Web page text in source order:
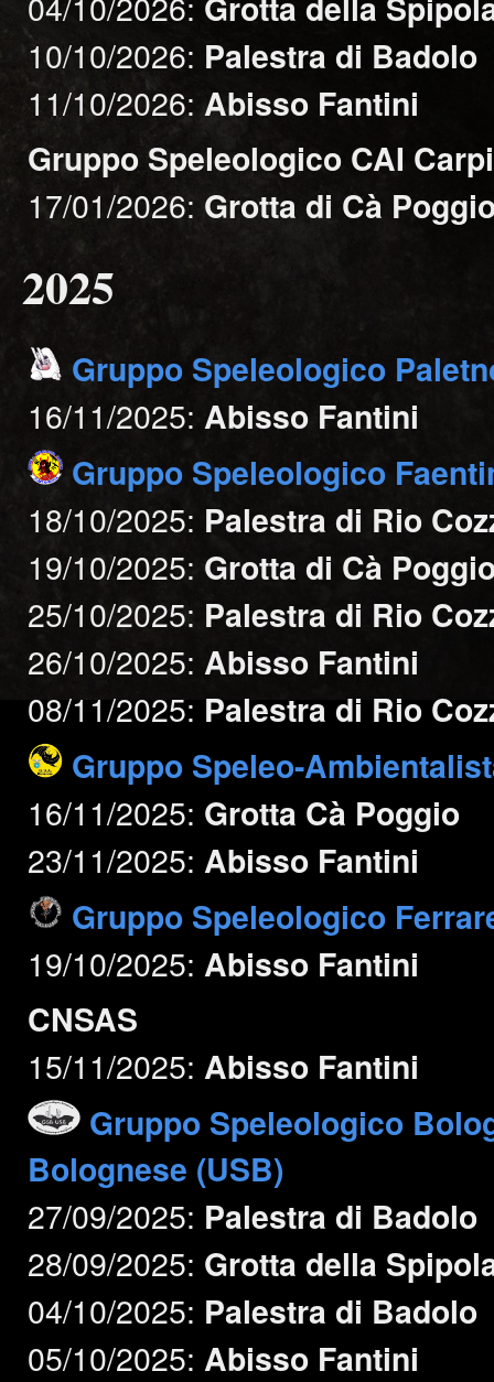
10/10/2026: Palestra di Badolo
11/10/2026: Abisso Fantini
Gruppo Speleologico CAI Carpi
17/01/2026: Grotta di Cà
2025
Gruppo Speleologico
16/11/2025: Abisso Fantini
Gruppo Speleologico
18/10/2025: Palestra di Rio
19/10/2025: Grotta di Cà
25/10/2025: Palestra di Rio
26/10/2025: Abisso Fantini
08/11/2025: Palestra di Rio
Gruppo Speleo-
16/11/2025: Grotta Cà Poggio
23/11/2025: Abisso Fantini
Gruppo Speleologico
19/10/2025: Abisso Fantini
CNSAS
15/11/2025: Abisso Fantini
Gruppo Speleologico
Bolognese (USB)
27/09/2025: Palestra di Badolo
28/09/2025: Grotta della
04/10/2025: Palestra di Badolo
05/10/2025: Abisso Fantini